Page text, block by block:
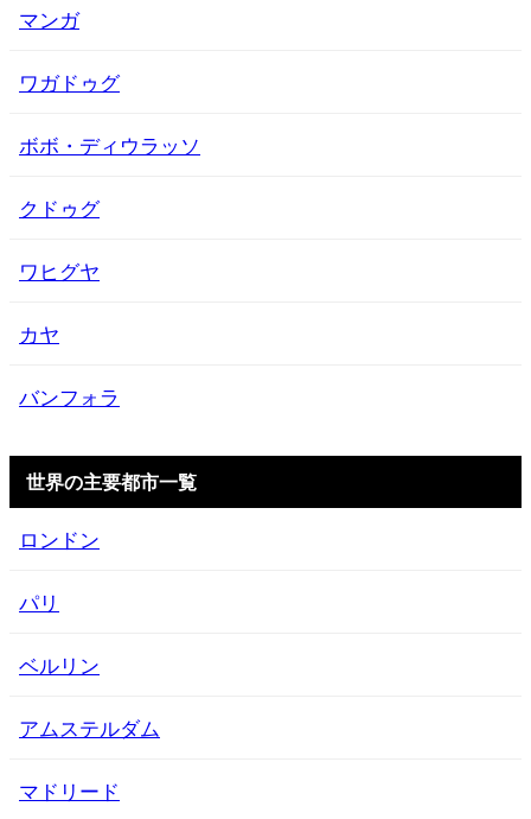
マンガ
ワガドゥグ
ボボ・ディウラッソ
クドゥグ
ワヒグヤ
カヤ
バンフォラ
世界の主要都市一覧
ロンドン
パリ
ベルリン
アムステルダム
マドリード